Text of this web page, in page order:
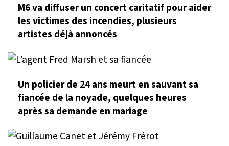
M6 va diffuser un concert caritatif pour aider
les victimes des incendies, plusieurs
artistes déjà annoncés
Un policier de 24 ans meurt en sauvant sa
fiancée de la noyade, quelques heures
après sa demande en mariage